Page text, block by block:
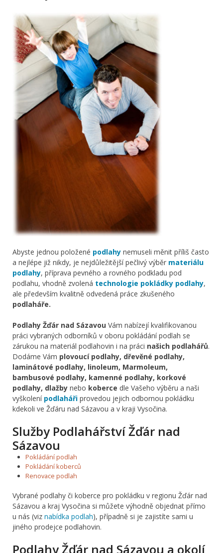
Abyste jednou položené podlahy nemuseli měnit příliš často
a nejlépe již nikdy, je nejdůležitější pečlivý výběr materiálu
podlahy, příprava pevného a rovného podkladu pod
podlahu, vhodně zvolená technologie pokládky podlahy,
ale především kvalitně odvedená práce zkušeného
podlaháře.
Podlahy Žďár nad Sázavou Vám nabízejí kvalifikovanou
práci vybraných odborníků v oboru pokládání podlah se
zárukou na materiál podlahovin i na práci našich podlahářů.
Dodáme Vám plovoucí podlahy, dřevěné podlahy,
laminátové podlahy, linoleum, Marmoleum,
bambusové podlahy, kamenné podlahy, korkové
podlahy, dlažby nebo koberce dle Vašeho výběru a naši
vyškolení podlaháři provedou jejich odbornou pokládku
kdekoli ve Žďáru nad Sázavou a v kraji Vysočina.
Služby Podlahářství Žďár nad
Sázavou
Pokládání podlah
Pokládání koberců
Renovace podlah
Vybrané podlahy či koberce pro pokládku v regionu Žďár nad
Sázavou a kraj Vysočina si můžete výhodně objednat přímo
u nás (viz nabídka podlah), případně si je zajistíte sami u
jiného prodejce podlahovin.
Podlahy Žďár nad Sázavou a okolí